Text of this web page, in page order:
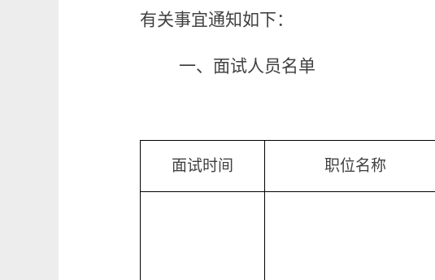
有关事宜通知如下：
一、面试人员名单
面试时间 职位名称